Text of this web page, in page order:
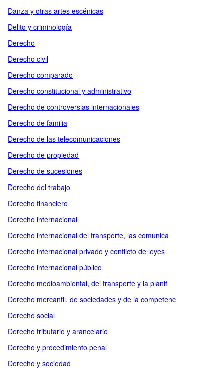
Danza y otras artes escénicas
Delito y criminología
Derecho
Derecho civil
Derecho comparado
Derecho constitucional y administrativo
Derecho de controversias internacionales
Derecho de familia
Derecho de las telecomunicaciones
Derecho de propiedad
Derecho de sucesiones
Derecho del trabajo
Derecho financiero
Derecho internacional
Derecho internacional del transporte, las comunica
Derecho internacional privado y conflicto de leyes
Derecho internacional público
Derecho medioambiental, del transporte y la planif
Derecho mercantil, de sociedades y de la competenc
Derecho social
Derecho tributario y arancelario
Derecho y procedimiento penal
Derecho y sociedad